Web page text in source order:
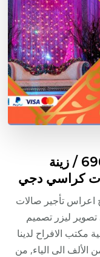
مكتب أفراح الفيحاء / 69694474 / زينة
كراسي دجي
اعراس تأجير صالات
ليزر تصميم
الافراح لدينا
الألف الى الياء, من